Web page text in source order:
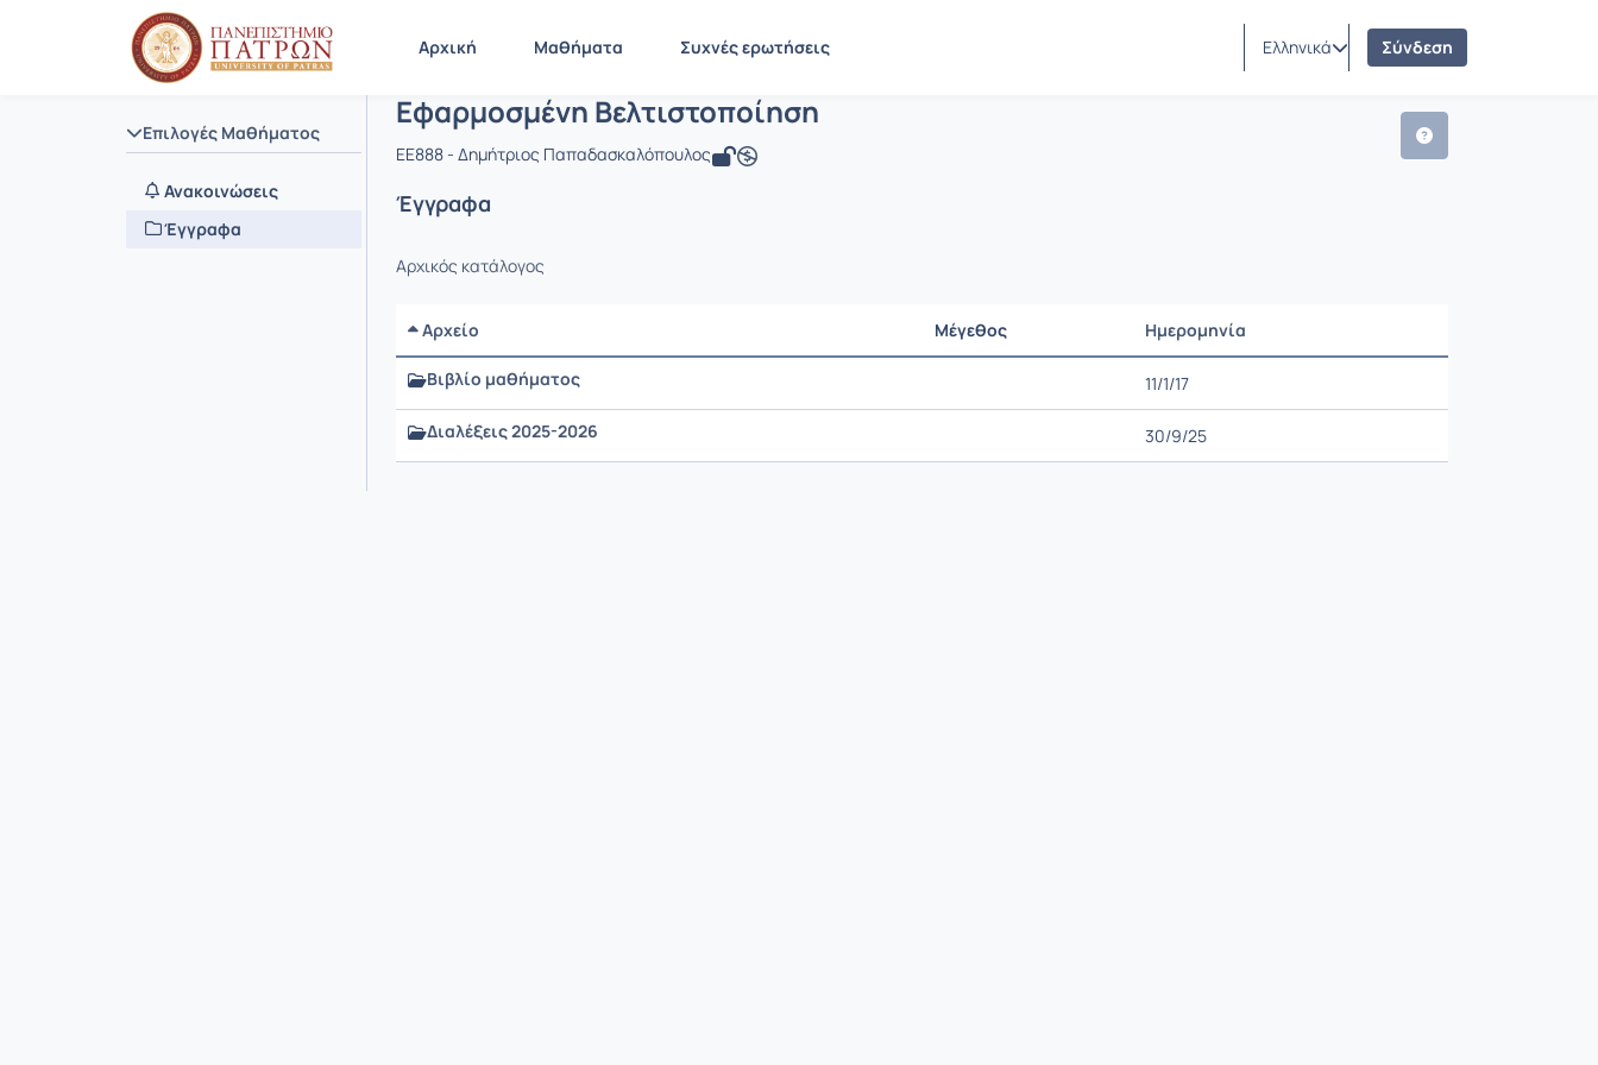
Αρχική Μαθήματα Συχνές ερωτήσεις Ελληνικά Σύνδεση
Επιλογές Μαθήματος
Ανακοινώσεις
Έγγραφα
Αρχική Σελίδα Εφαρμοσμένη Βελτιστοποίηση Έγγραφα
Μάθημα : Εφαρμοσμένη Βελτιστοποίηση
Κωδικός : EE888
Εφαρμοσμένη Βελτιστοποίηση
EE888 - Δημήτριος Παπαδασκαλόπουλος
Έγγραφα
Αρχικός κατάλογος
Αρχείο Μέγεθος Ημερομηνία
Βιβλίο μαθήματος
11/1/17
Διαλέξεις 2025-2026 30/9/25